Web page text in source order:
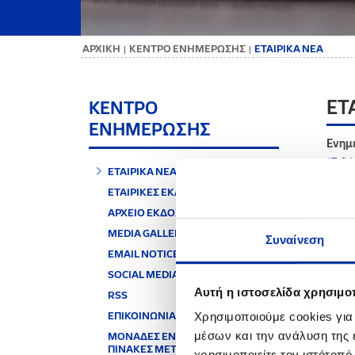
Συναίνεση
Αυτή η ιστοσελίδα
Χρησιμοποιούμε cookies
μέσων και την ανάλυση της
ΑΡΧΙΚΗ | ΚΕΝΤΡΟ ΕΝΗΜΕΡΩΣΗΣ | ΕΤΑΙΡΙΚΑ ΝΕΑ
ΚΕΝΤΡΟ
ΕΝΗΜΕΡΩΣΗΣ
ΕΤΑΙΡΙΚΑ ΝΕΑ
ΕΤΑΙΡΙΚΕΣ ΕΚΔΟΣΕΙΣ
ΑΡΧΕΙΟ ΕΚΔΟΣΕΩΝ
MEDIA GALLERY
EMAIL NOTICE
SOCIAL MEDIA
RSS
ΕΠΙΚΟΙΝΩΝΙΑ
ΜΟΝΑΔΕΣ ΕΝΕΡΓΕΙΑΣ &
ΠΙΝΑΚΕΣ ΜΕΤΑΤΡΟΠΗΣ
Η
Κατά
των